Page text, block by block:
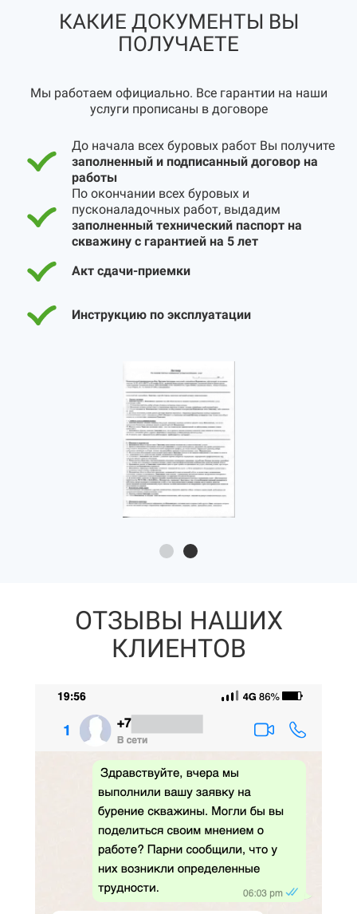
КАКИЕ ДОКУМЕНТЫ ВЫ
ПОЛУЧАЕТЕ
Мы работаем официально. Все гарантии на наши
услуги прописаны в договоре
До начала всех буровых работ Вы получите
заполненный и подписанный договор на
работы
По окончании всех буровых и
пусконаладочных работ, выдадим
заполненный технический паспорт на
скважину с гарантией на 5 лет
Акт сдачи-приемки
Инструкцию по эксплуатации
ОТЗЫВЫ НАШИХ
КЛИЕНТОВ